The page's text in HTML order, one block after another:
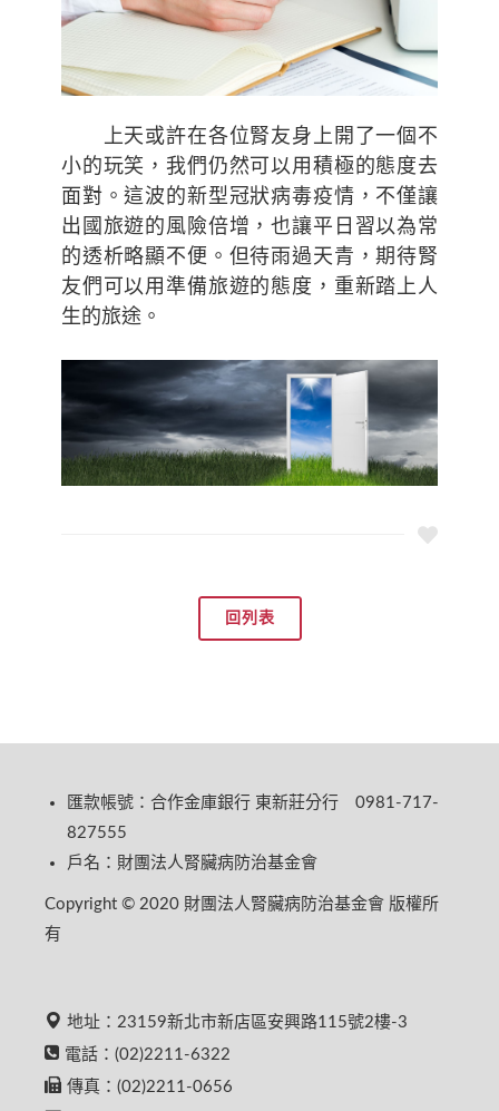
上天或許在各位腎友身上開了一個不
小的玩笑，我們仍然可以用積極的態度去
面對。這波的新型冠狀病毒疫情，不僅讓
出國旅遊的風險倍增，也讓平日習以為常
的透析略顯不便。但待雨過天青，期待腎
友們可以用準備旅遊的態度，重新踏上人
生的旅途。
回列表
匯款帳號：合作金庫銀行 東新莊分行 0981-717-
827555
戶名：財團法人腎臟病防治基金會
Copyright © 2020 財團法人腎臟病防治基金會 版權所
有
地址：23159新北市新店區安興路115號2樓-3
電話：(02)2211-6322
傳真：(02)2211-0656